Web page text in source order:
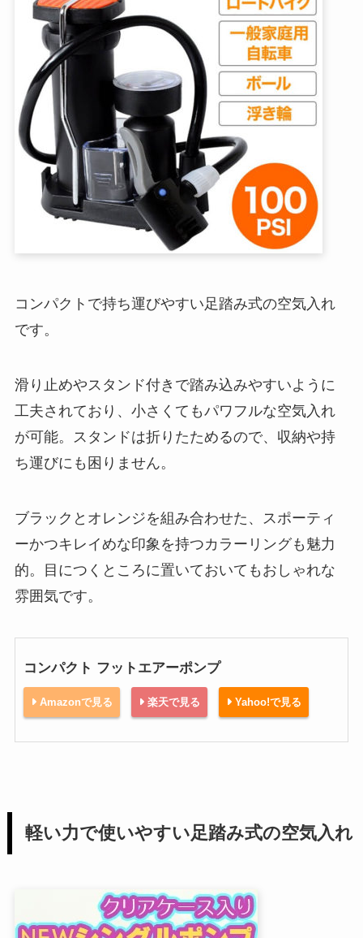
コンパクトで持ち運びやすい足踏み式の空気入れ
です。
滑り止めやスタンド付きで踏み込みやすいように
工夫されており、小さくてもパワフルな空気入れ
が可能。スタンドは折りたためるので、収納や持
ち運びにも困りません。
ブラックとオレンジを組み合わせた、スポーティ
ーかつキレイめな印象を持つカラーリングも魅力
的。目につくところに置いておいてもおしゃれな
雰囲気です。
コンパクト フットエアーポンプ
Amazonで見る 楽天で見る Yahoo!で見る
軽い力で使いやすい足踏み式の空気入れ